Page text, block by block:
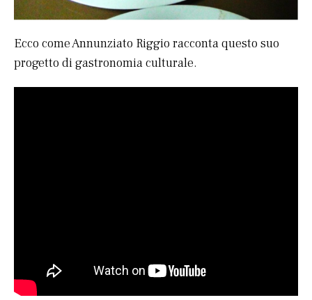
Ecco come Annunziato Riggio racconta questo suo
progetto di gastronomia culturale.